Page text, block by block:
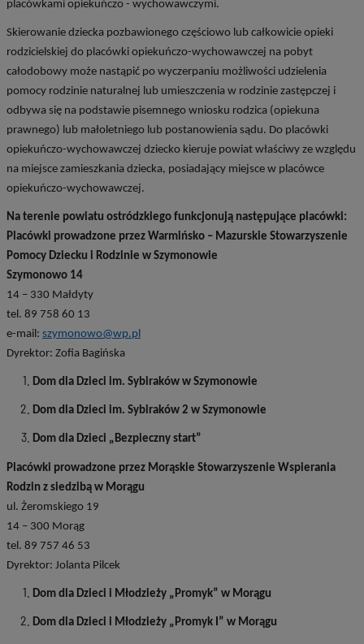
placówkami opiekuńczo - wychowawczymi.
Skierowanie dziecka pozbawionego częściowo lub całkowicie opieki
rodzicielskiej do placówki opiekuńczo-wychowawczej na pobyt
całodobowy może nastąpić po wyczerpaniu możliwości udzielenia
pomocy rodzinie naturalnej lub umieszczenia w rodzinie zastępczej i
odbywa się na podstawie pisemnego wniosku rodzica (opiekuna
prawnego) lub małoletniego lub postanowienia sądu. Do placówki
opiekuńczo-wychowawczej dziecko kieruje powiat właściwy ze względu
na miejsce zamieszkania dziecka, posiadający miejsce w placówce
opiekuńczo-wychowawczej.
Na terenie powiatu ostródzkiego funkcjonują następujące placówki:
Placówki prowadzone przez Warmińsko – Mazurskie Stowarzyszenie
Pomocy Dziecku i Rodzinie w Szymonowie
Szymonowo 14
14 – 330 Małdyty
tel. 89 758 60 13
e-mail: szymonowo@wp.pl
Dyrektor: Zofia Bagińska
Dom dla Dzieci im. Sybiraków w Szymonowie
Dom dla Dzieci im. Sybiraków 2 w Szymonowie
Dom dla Dzieci „Bezpieczny start”
Placówki prowadzone przez Morąskie Stowarzyszenie Wspierania
Rodzin z siedzibą w Morągu
ul. Żeromskiego 19
14 – 300 Morąg
tel. 89 757 46 53
Dyrektor: Jolanta Pilcek
Dom dla Dzieci i Młodzieży „Promyk” w Morągu
Dom dla Dzieci i Młodzieży „Promyk I” w Morągu